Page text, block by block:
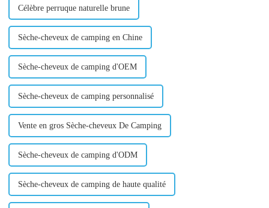
Célèbre perruque naturelle brune
Sèche-cheveux de camping en Chine
Sèche-cheveux de camping d'OEM
Sèche-cheveux de camping personnalisé
Vente en gros Sèche-cheveux De Camping
Sèche-cheveux de camping d'ODM
Sèche-cheveux de camping de haute qualité